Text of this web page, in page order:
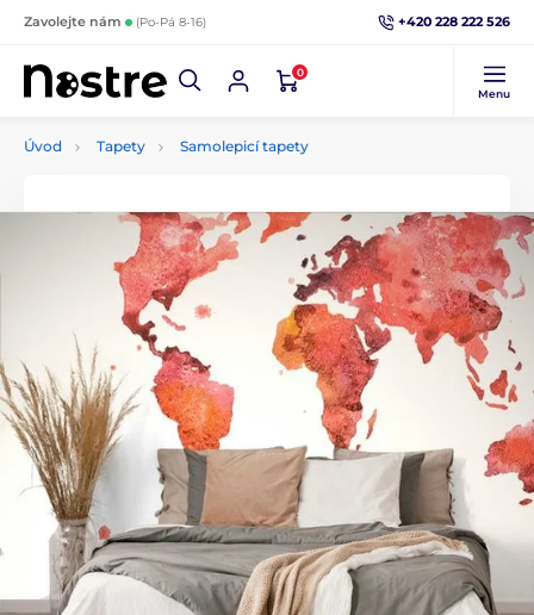
Zavolejte nám (Po-Pá 8-16) +420 228 222 526
0
Menu
Úvod Tapety Samolepicí tapety